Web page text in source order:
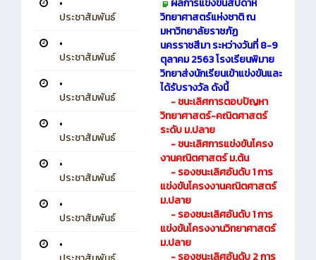
•
ประชาสัมพันธ์
•
ประชาสัมพันธ์
•
ประชาสัมพันธ์
•
ประชาสัมพันธ์
•
ประชาสัมพันธ์
•
ประชาสัมพันธ์
•
ผลการแข่งขันสัปดาห์
วิทยาศาสตร์แห่งชาติ ณ
มหาวิทยาลัยราชภัฏ
นครราชสีมา ระหว่างวันที่ 8-9
ตุลาคม 2563 โรงเรียนพิมาย
วิทยาส่งนักเรียนเข้าแข่งขันและ
ได้รับรางวัล ดังนี้
- ชนะเลิศการตอบปัญหา
วิทยาศาสตร์-คณิตศาสตร์
ระดับ ม.ปลาย
- ชนะเลิศการแข่งขันโครง
งานคณิตศาสตร์ ม.ต้น
- รองชนะเลิศอันดับ 1 การ
แข่งขันโครงงานคณิตศาสตร์
ม.ปลาย
- รองชนะเลิศอันดับ 1 การ
แข่งขันโครงงานวิทยาศาสตร์
ม.ปลาย
- รองชนะเลิศอันดับ 2 การ